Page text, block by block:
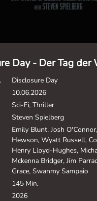
Day - Der Tag der
Disclosure Day
10.06.2026
Sci-Fi, Thriller
Steven Spielberg
Emily Blunt, Josh
Hewson, Wyatt Russell,
Henry Lloyd-Hughes,
Mckenna Bridger, Jim
Grace, Swanmy Sampaio
145 Min.
2026